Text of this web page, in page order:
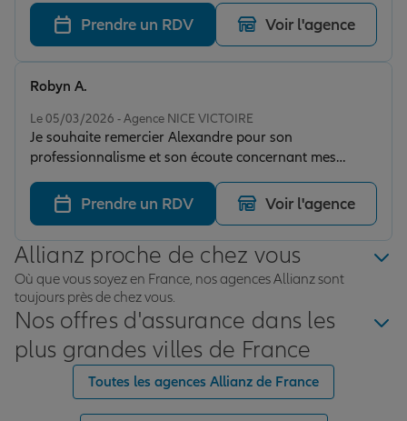
Prendre un RDV Voir l'agence
Le 05/03/2026 - Agence NICE VICTOIRE
Je souhaite remercier Alexandre pour son
professionnalisme et son écoute concernant mes
besoins en matière d'assurance lors de ma
souscription chez Allianz.
Robyn A.
Prendre un RDV Voir l'agence
Allianz proche de chez vous
Où que vous soyez en France, nos agences Allianz sont
toujours près de chez vous.
Nos offres d'assurance dans les
plus grandes villes de France
Toutes les agences Allianz de France